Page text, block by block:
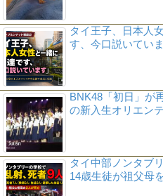
タイ王子、日本人
す、今口説いてい
BNK48「初日」が
の新入生オリエン
タイ中部ノンタブ
14歳生徒が祖父母